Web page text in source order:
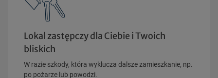
Lokal zastępczy dla Ciebie i Twoich
bliskich
W razie szkody, która wyklucza dalsze zamieszkanie, np.
po pożarze lub powodzi.